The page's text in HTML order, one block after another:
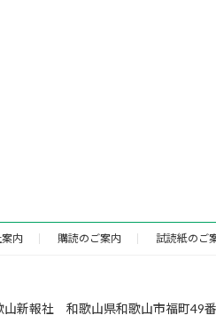
内 購読のご案内 試読紙のご
山新報社 和歌山県和歌山市福町49